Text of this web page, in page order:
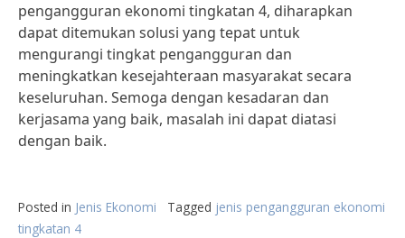
pengangguran ekonomi tingkatan 4, diharapkan
dapat ditemukan solusi yang tepat untuk
mengurangi tingkat pengangguran dan
meningkatkan kesejahteraan masyarakat secara
keseluruhan. Semoga dengan kesadaran dan
kerjasama yang baik, masalah ini dapat diatasi
dengan baik.
Posted in Jenis Ekonomi Tagged jenis pengangguran ekonomi
tingkatan 4